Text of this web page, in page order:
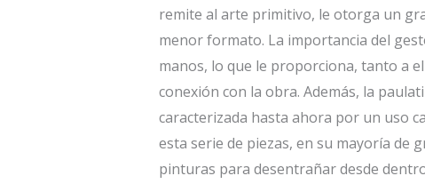
remite al arte primitivo, le otorga un
menor formato. La importancia del
manos, lo que le proporciona, tanto a
conexión con la obra. Además, la
caracterizada hasta ahora por un uso
esta serie de piezas, en su mayoría de
pinturas para desentrañar desde